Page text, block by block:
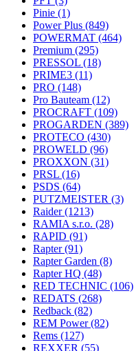
Pinie (1)
Power Plus (849)
POWERMAT (464)
Premium (295)
PRESSOL (18)
PRIME3 (11)
PRO (148)
Pro Bauteam (12)
PROCRAFT (109)
PROGARDEN (389)
PROTECO (430)
PROWELD (96)
PROXXON (31)
PRSL (16)
PSDS (64)
PUTZMEISTER (3)
Raider(1213)
RAMIA s.r.o. (28)
RAPID (91)
Rapter(91)
Rapter Garden (8)
Rapter HQ (48)
RED TECHNIC (106)
REDATS (268)
Redback (82)
REM Power(82)
Rems (127)
REXXER (55)